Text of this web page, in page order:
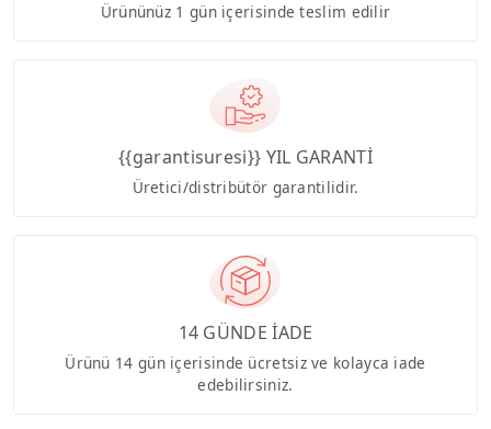
Ürününüz 1 gün içerisinde teslim edilir
{{garantisuresi}} YIL GARANTİ
Üretici/distribütör garantilidir.
14 GÜNDE İADE
Ürünü 14 gün içerisinde ücretsiz ve kolayca iade
edebilirsiniz.